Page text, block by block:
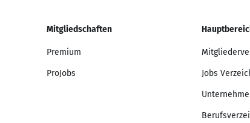
Mitgliedschaften
Premium
ProJobs Jobs